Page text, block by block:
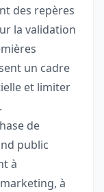
des repères
la validation
un cadre
et limiter
de
public
à
à